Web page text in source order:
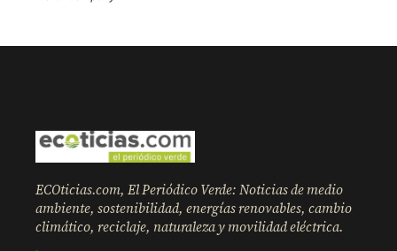
ECOticias.com, El Periódico Verde: Noticias de medio
ambiente, sostenibilidad, energías renovables, cambio
climático, reciclaje, naturaleza y movilidad eléctrica.